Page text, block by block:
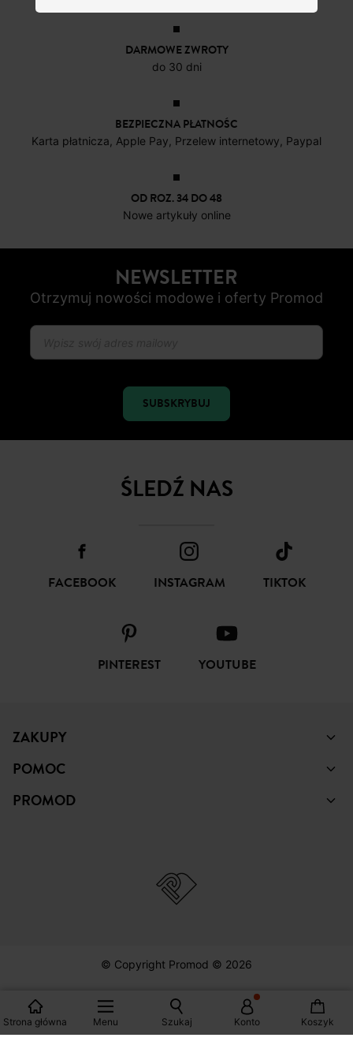
Strona główna Menu Szukaj Konto Koszyk
DARMOWE ZWROTY
do 30 dni
BEZPIECZNA PŁATNOŚC
Karta płatnicza, Apple Pay, Przelew internetowy, Paypal
OD ROZ. 34 DO 48
Nowe artykuły online
NEWSLETTER
Otrzymuj nowości modowe i oferty Promod
SUBSKRYBUJ
ŚLEDŹ NAS
FACEBOOK INSTAGRAM TIKTOK
PINTEREST YOUTUBE
ZAKUPY
POMOC
PROMOD
© Copyright Promod © 2026
*Zobacz warunki klikając na link